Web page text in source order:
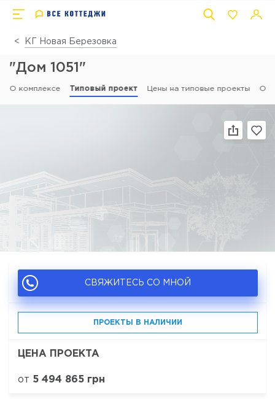
КГ Новая Березовка
"Дом 1051"
О комплексе Типовый проект Цены на типовые проекты
СВЯЖИТЕСЬ СО МНОЙ
ПРОЕКТЫ В НАЛИЧИИ
ЦЕНА ПРОЕКТА
от 5 494 865 грн